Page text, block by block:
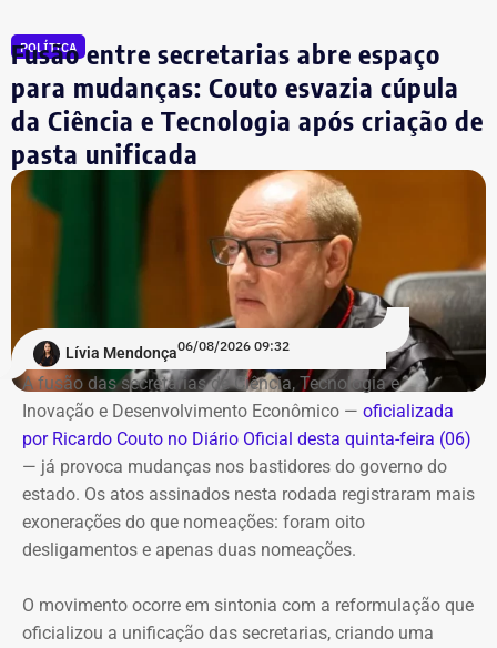
usuários das barcas.
Estrutura e funcionamento
Seguindo o modelo do Bicicletário Arariboia — primeiro
bicicletário público e gratuito do Brasil — no centro da
cidade, o novo espaço funcionará em horário compatível
com a operação do catamarã. Os usuários já
cadastrados poderão utilizar a unidade de Charitas sem
necessidade de um novo cadastro.
Também haverá um aplicativo para consulta da
disponibilidade de vagas e realização de pré-cadastro.
Além da inauguração do bicicletário, a prefeitura prevê
uma reorganização do entorno da estação de Charitas,
com readequação das vagas de estacionamento e
reforço da fiscalização para coibir o estacionamento
Com informações do jornal “O Globo”.
POLÍTICA
Fusão entre secretarias abre espaço
para mudanças: Couto esvazia cúpula
da Ciência e Tecnologia após criação de
pasta unificada
Lívia Mendonça06/08/2026 09:32
A fusão das secretarias de Ciência, Tecnologia e
Inovação e Desenvolvimento Econômico — oficializada
por Ricardo Couto no Diário Oficial desta quinta-feira (06)
— já provoca mudanças nos bastidores do governo do
estado. Os atos assinados nesta rodada registraram mais
exonerações do que nomeações: foram oito
desligamentos e apenas duas nomeações.
O movimento ocorre em sintonia com a reformulação que
oficializou a unificação das secretarias, criando uma